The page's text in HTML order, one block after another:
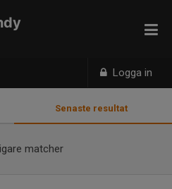
Logga in
Senaste resultat
matcher